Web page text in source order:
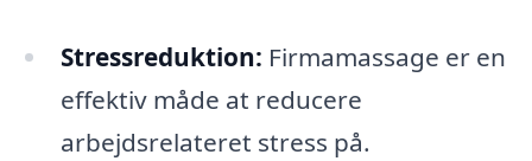
Stressreduktion: Firmamassage er en
effektiv måde at reducere
arbejdsrelateret stress på.